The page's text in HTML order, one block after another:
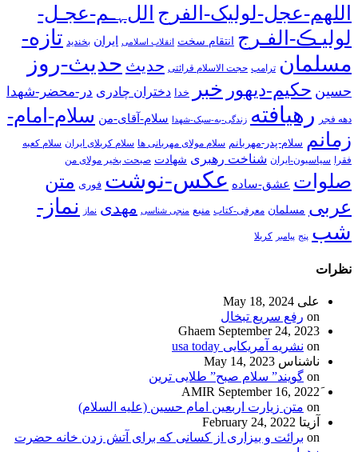
اللهم-عجل-لولیک-الفرج اللﮩـم-عجـل-
لولیـڪ-الفـرج انتقام سخت انقلاب اسلامی ایران بخندید تازه-
مسلمان ترامپ حجت الاسلام قرائتی حدیث حدیث-روز
حسین حکیم-دیهور خبر خدا دختران چادری در-محضر-شهدا
دهه فجر رهیافته زندگی-به-سبک-شهدا سلام-آقای-من سلام-امام-
زمانم سلام-پدر-مهربانم سلام مولای مهربانی ها سلام کربلای ایران سلام کعبه
فقرا سیاسیون-ایران شناخت رهبری شهادت صبحت بخیر مولای من
صلوات عشق-ساده عکس-نوشت فوری متن
عربی مسلمان معرفی-کتاب منبع منجی شناسی مهدی نماز
نماز-
شب پنج پیامبر کربلا
نظرات
علی May 18, 2024
on رفع سریع تبخال
Ghaem September 24, 2023
on نشریه آمریکایی usa today
ناشناس May 14, 2023
on گویند” سلام صبح” طلایی ترین
September 16, 2022
on متن زیارت اربعین امام حسین (علیه السلام)
آزیتا February 24, 2022
on برائت و بیزاری از کسانی که برای آتش زدن خانه حضرت